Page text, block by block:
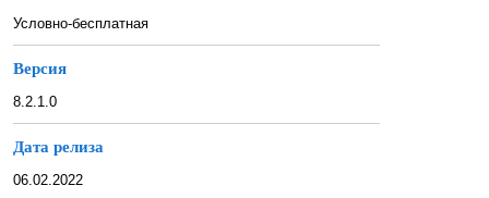
Условно-бесплатная
Версия
8.2.1.0
Дата релиза
06.02.2022